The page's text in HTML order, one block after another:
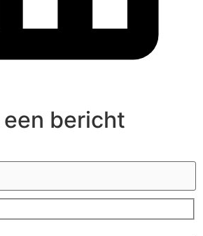
bericht